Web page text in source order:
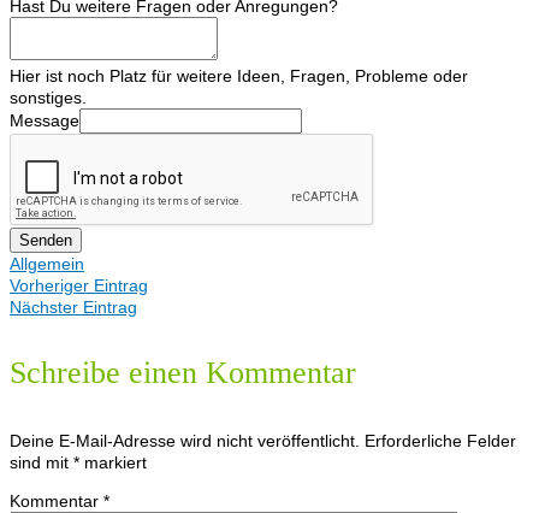
Hast Du weitere Fragen oder Anregungen?
Hier ist noch Platz für weitere Ideen, Fragen, Probleme oder
sonstiges.
Message
Senden
Allgemein
Vorheriger Eintrag
Nächster Eintrag
Schreibe einen Kommentar
Deine E-Mail-Adresse wird nicht veröffentlicht. Erforderliche Felder
sind mit * markiert
Kommentar *